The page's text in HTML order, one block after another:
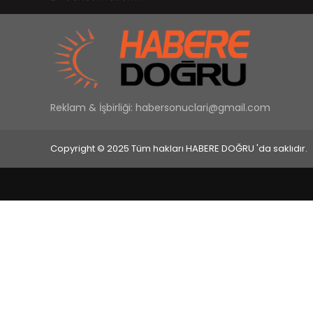
Reklam & İşbirliği: habersonuclari@gmail.com
Copyright © 2025 Tüm hakları HABERE DOĞRU 'da saklıdır.